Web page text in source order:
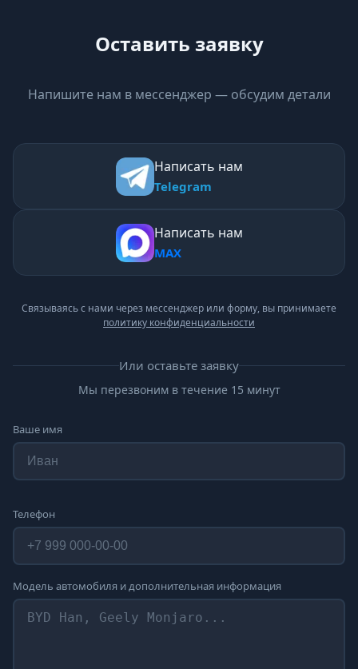
Оставить заявку
Напишите нам в мессенджер — обсудим детали
Написать нам
Telegram
Написать нам
MAX
Связываясь с нами через мессенджер или форму, вы принимаете
политику конфиденциальности
Или оставьте заявку
Мы перезвоним в течение 15 минут
Ваше имя
Телефон
Модель автомобиля и дополнительная информация